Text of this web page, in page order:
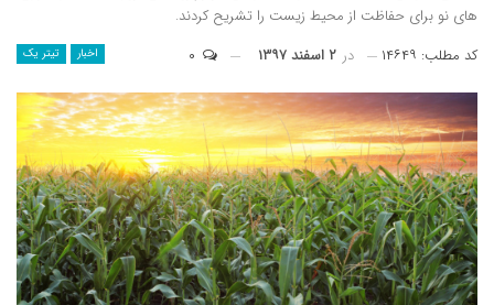
های نو برای حفاظت از محیط زیست را تشریح کردند.
اخبار تیتر یک کد مطلب: ۱۴۶۴۹ در ۲ اسفند ۱۳۹۷